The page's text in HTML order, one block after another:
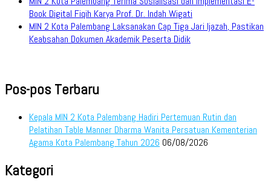
Book Digital Fiqih Karya Prof. Dr. Indah Wigati
MIN 2 Kota Palembang Laksanakan Cap Tiga Jari Ijazah, Pastikan
Keabsahan Dokumen Akademik Peserta Didik
Pos-pos Terbaru
Kepala MIN 2 Kota Palembang Hadiri Pertemuan Rutin dan
Pelatihan Table Manner Dharma Wanita Persatuan Kementerian
Agama Kota Palembang Tahun 2026 06/08/2026
Kategori